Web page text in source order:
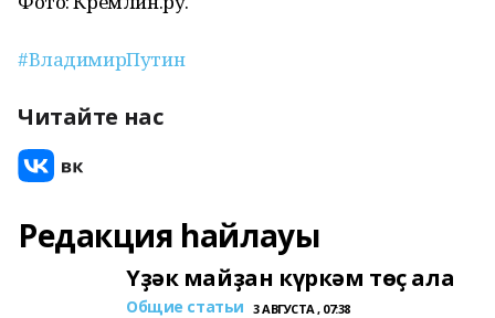
#ВладимирПутин
Читайте нас
Редакция һайлауы
Үҙәк майҙан күркәм төҫ ала
Общие статьи 3 АВГУСТА , 07:38